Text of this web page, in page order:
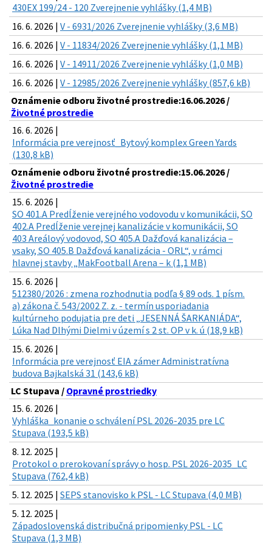
430EX 199/24 - 120 Zverejnenie vyhlášky (1,4 MB)
16. 6. 2026 | V - 6931/2026 Zverejnenie vyhlášky (3,6 MB)
16. 6. 2026 | V - 11834/2026 Zverejnenie vyhlášky (1,1 MB)
16. 6. 2026 | V - 14911/2026 Zverejnenie vyhlášky (1,0 MB)
16. 6. 2026 | V - 12985/2026 Zverejnenie vyhlášky (857,6 kB)
Oznámenie odboru životné prostredie:16.06.2026 /
Životné prostredie
16. 6. 2026 |
Informácia pre verejnosť_Bytový komplex Green Yards
(130,8 kB)
Oznámenie odboru životné prostredie:15.06.2026 /
Životné prostredie
15. 6. 2026 |
SO 401.A Predĺženie verejného vodovodu v komunikácii, SO
402.A Predĺženie verejnej kanalizácie v komunikácii, SO
403 Areálový vodovod, SO 405.A Dažďová kanalizácia –
vsaky, SO 405.B Dažďová kanalizácia - ORL“, v rámci
hlavnej stavby „MakFootball Arena – k (1,1 MB)
15. 6. 2026 |
512380/2026 : zmena rozhodnutia podľa § 89 ods. 1 písm.
a) zákona č. 543/2002 Z. z. - termín usporiadania
kultúrneho podujatia pre deti „JESENNÁ ŠARKANIÁDA“,
Lúka Nad Dlhými Dielmi v území s 2 st. OP v k. ú (18,9 kB)
15. 6. 2026 |
Informácia pre verejnosť EIA zámer Administratívna
budova Bajkalská 31 (143,6 kB)
LC Stupava / Opravné prostriedky
15. 6. 2026 |
Vyhláška_konanie o schválení PSL 2026-2035 pre LC
Stupava (193,5 kB)
8. 12. 2025 |
Protokol o prerokovaní správy o hosp. PSL 2026-2035_LC
Stupava (762,4 kB)
5. 12. 2025 | SEPS stanovisko k PSL - LC Stupava (4,0 MB)
5. 12. 2025 |
Západoslovenská distribučná pripomienky PSL - LC
Stupava (1,3 MB)